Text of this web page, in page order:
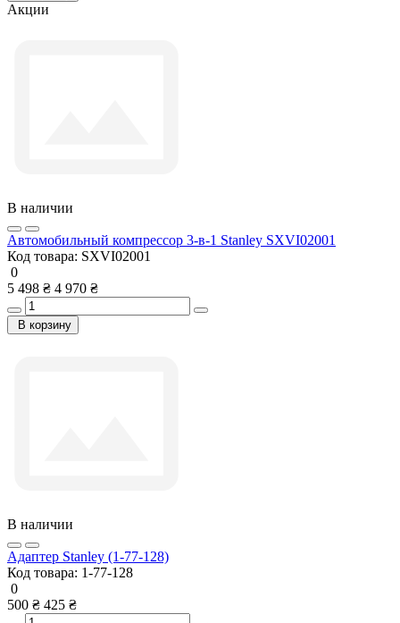
Акции
В наличии
Автомобильный компрессор 3-в-1 Stanley SXVI02001
Код товара: SXVI02001
0
5 498 ₴ 4 970 ₴
В корзину
В наличии
Адаптер Stanley (1-77-128)
Код товара: 1-77-128
0
500 ₴ 425 ₴